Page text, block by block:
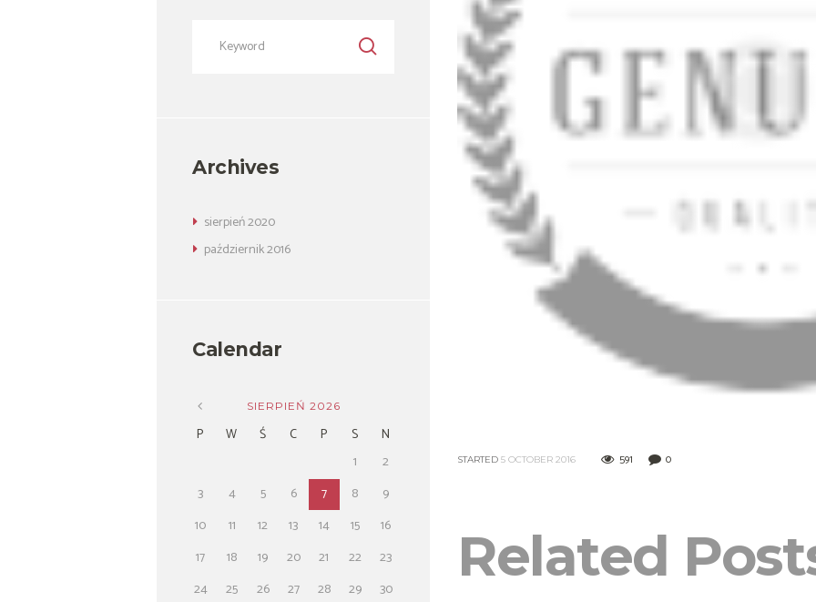
STARTED 5 OCTOBER 2016 591 0
Related
Archives
sierpień2020
październik2016
Calendar
SIERPIEŃ 2026
P W Ś C P S
N
1
2
3
4 5 6 7 8
9
10
11 12 13 14 15
16
17
18 19 20 21 22
23
24
25 26 27 28 29
30